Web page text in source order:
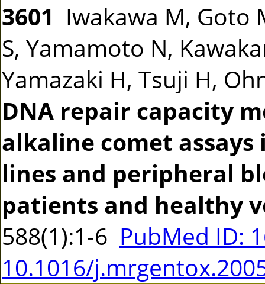
3601 Iwakawa M, Goto
S, Yamamoto N,
Yamazaki H, Tsuji H,
DNA repair capacity
alkaline comet
lines and peripheral
patients and healthy
588(1):1-6 PubMed ID:
10.1016/